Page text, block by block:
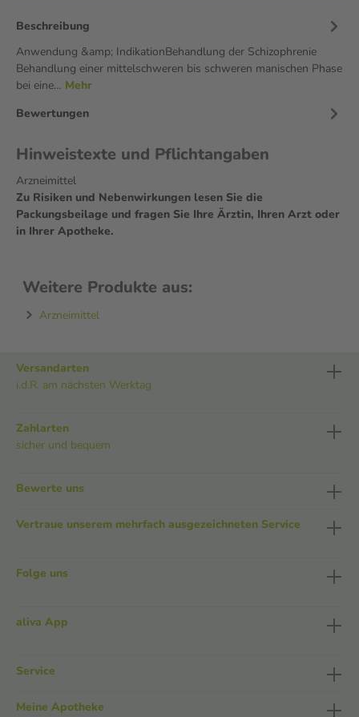
Beschreibung
Anwendung &amp; IndikationBehandlung der Schizophrenie
Behandlung einer mittelschweren bis schweren manischen Phase
bei eine… Mehr
Bewertungen
Hinweistexte und Pflichtangaben
Arzneimittel
Zu Risiken und Nebenwirkungen lesen Sie die
Packungsbeilage und fragen Sie Ihre Ärztin, Ihren Arzt oder
in Ihrer Apotheke.
Weitere Produkte aus:
Arzneimittel
Versandarten
i.d.R. am nächsten Werktag
Zahlarten
sicher und bequem
Bewerte uns
Vertraue unserem mehrfach ausgezeichneten Service
Folge uns
aliva App
Service
Meine Apotheke